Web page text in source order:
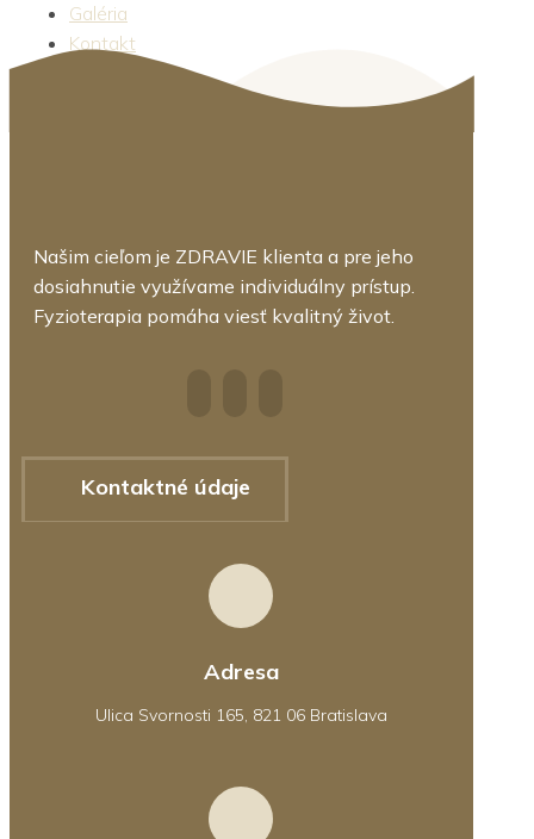
Galéria
Kontakt
Našim cieľom je ZDRAVIE klienta a pre jeho
dosiahnutie využívame individuálny prístup.
Fyzioterapia pomáha viesť kvalitný život.
Kontaktné údaje
Adresa
Ulica Svornosti 165, 821 06 Bratislava